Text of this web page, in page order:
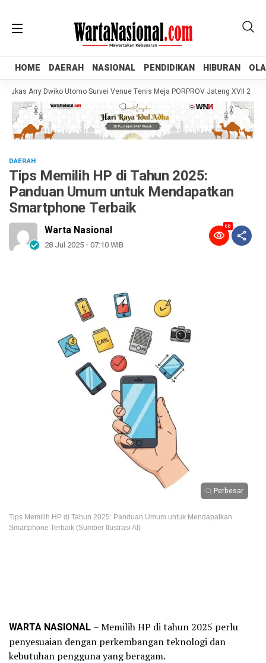
HOME DAERAH NASIONAL PENDIDIKAN HIBURAN
HOME DAERAH NASIONAL PENDIDIKAN HIBURAN
Arry Dwiko Utomo Survei Venue Tenis Meja PORPROV Jateng XVII 2026,
DAERAH
Tips Memilih HP di Tahun 2025:
Panduan Umum untuk Mendapatkan
Smartphone Terbaik
Warta Nasional
28 Jul 2025 - 07:10 WIB
68
Perbesar
Tips Memilih HP di Tahun 2025: Panduan Umum untuk Mendapatkan
Smartphone Terbaik (Sumber Ilustrasi AI)
WARTA NASIONAL – Memilih HP di tahun 2025 perlu
penyesuaian dengan perkembangan teknologi dan
kebutuhan pengguna yang beragam.